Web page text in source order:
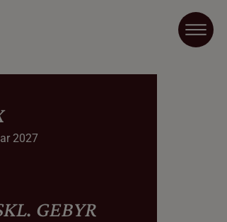
2027
GEBYR